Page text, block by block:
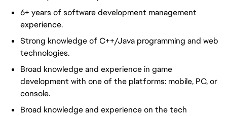
6+ years of software development management
experience.
Strong knowledge of C++/Java programming and web
technologies.
Broad knowledge and experience in game
development with one of the platforms: mobile, PC, or
console.
Broad knowledge and experience on the tech